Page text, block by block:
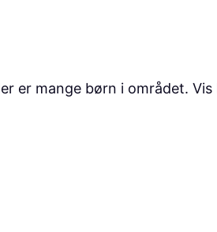
er mange børn i området.